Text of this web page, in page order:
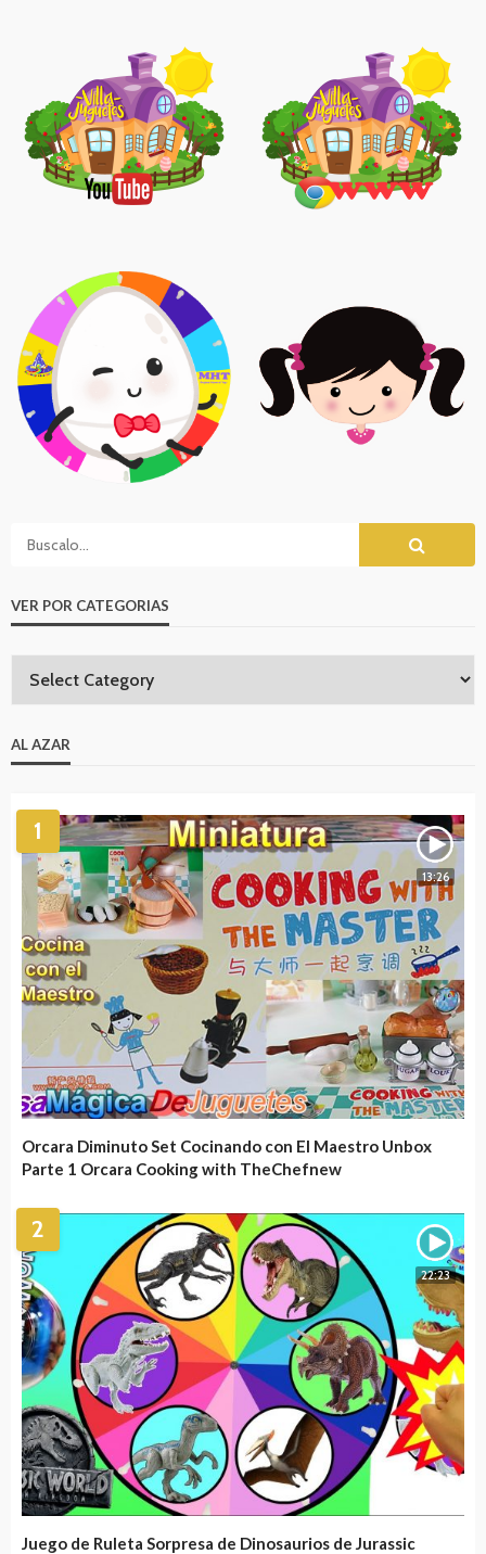
VER POR CATEGORIAS
AL AZAR
1
13:26
Orcara Diminuto Set Cocinando con El Maestro Unbox
Parte 1 Orcara Cooking with TheChefnew
2
22:23
Juego de Ruleta Sorpresa de Dinosaurios de Jurassic